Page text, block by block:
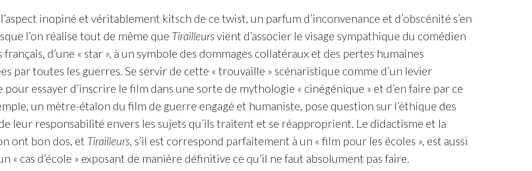
inopiné et véritablement kitsch de ce twist, un parfum d’inconvenance et d’obscénité s’en
l’on réalise tout de même que Tirailleursvient d’associer le visage sympathique du comédien
français, d’une « star », à un symbole des dommages collatéraux et des pertes humaines
par toutes les guerres. Se servir de cette « trouvaille » scénaristique comme d’un levier
essayer d’inscrire le film dans une sorte de mythologie « cinégénique » et d’en faire par ce
un mètre-étalon du film de guerre engagé et humaniste, pose question sur l’éthique des
leur responsabilité envers les sujets qu’ils traitent et se réapproprient. Le didactisme et la
ont bon dos, et Tirailleurs, s’il est correspond parfaitement à un « film pour les écoles », est aussi
« cas d’école » exposant de manière définitive ce qu’il ne faut absolument pas faire.